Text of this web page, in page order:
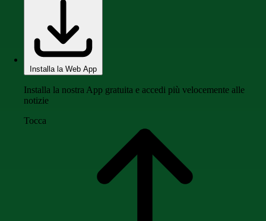
Installa la Web App
Installa la nostra App gratuita e accedi più velocemente alle
notizie
Tocca